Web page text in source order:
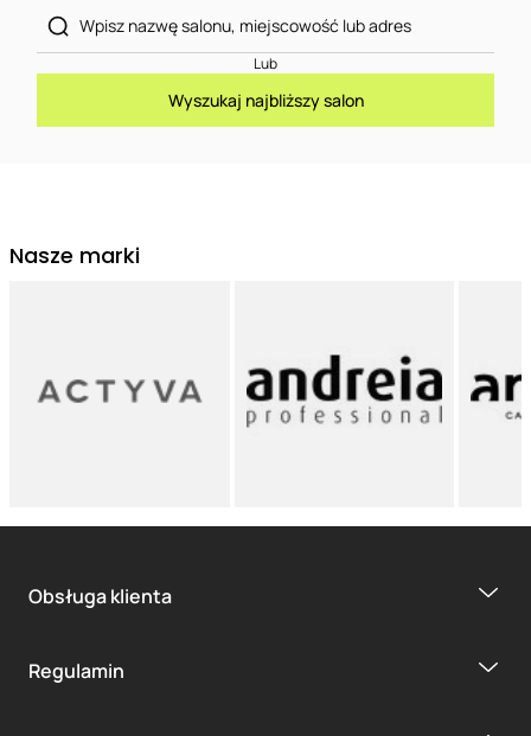
Lub
Wyszukaj najbliższy salon
Nasze marki
Obsługa klienta
Regulamin